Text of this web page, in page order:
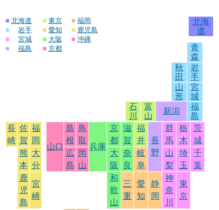
■ 北海道
■
岩手
■
宮城
■
福島
■ 東京
■ 愛知
■ 大阪
■ 京都
■ 福岡
■ 鹿児島
■ 沖縄
北海
道
青
森
秋
田
岩
手
山
形
宮
城
石
川
富
山
新潟
福
島
長
崎
佐
賀
福
岡
山口
島
根
鳥
取
兵庫
京
都
滋
賀
福
井
長
野
群
馬
栃
木
茨
城
熊
本
大
分
広
島
岡
山
大
阪
奈
良
岐
阜
山
梨
埼
玉
千
葉
鹿
児
島
宮
崎
和
歌
山
三
重
愛
知
静
岡
神
奈
川
東
京